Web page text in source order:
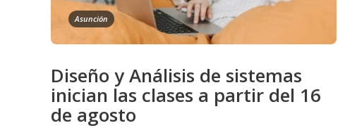
Asunción
Diseño y Análisis de sistemas
inician las clases a partir del 16
de agosto